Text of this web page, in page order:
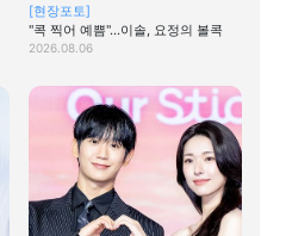
[현장포토]
"콕 찍어 예쁨"…이솔, 요정의 볼콕
2026.08.06